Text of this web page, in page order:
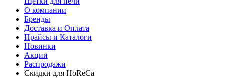
О компании
Бренды
Доставка и Оплата
Прайсы и Каталоги
Новинки
Акции
Распродажи
Скидки для HoReCa